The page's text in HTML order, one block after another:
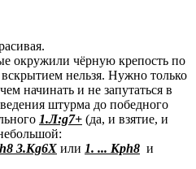
окружили чёрную крепость по
нельзя. Нужно только
начинать и не запутаться в
штурма до победного
1.Л:g7+ (да, и взятие, и
3.Кg6Х или 1. ... Крh8 и